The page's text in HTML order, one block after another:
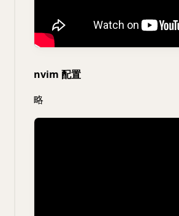
nvim 配置
略